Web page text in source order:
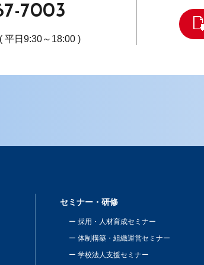
7003
( 平日9:30～18:00 )
セミナー・研修
採用・人材育成セミナー
体制構築・組織運営セミナー
学校法人支援セミナー